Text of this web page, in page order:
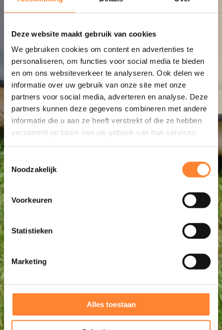
Deze website maakt gebruik van cookies
We gebruiken cookies om content en advertenties te
personaliseren, om functies voor social media te bieden
en om ons websiteverkeer te analyseren. Ook delen we
informatie over uw gebruik van onze site met onze
partners voor social media, adverteren en analyse. Deze
partners kunnen deze gegevens combineren met andere
informatie die u aan ze heeft verstrekt of die ze hebben
verzameld op basis van uw gebruik van hun services.
Noodzakelijk
Voorkeuren
Statistieken
Marketing
Alles toestaan